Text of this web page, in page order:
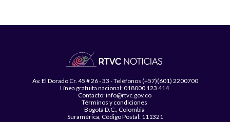
Av. El Dorado Cr. 45 # 26 - 33 - Teléfonos (+57)(601) 2200700
Línea gratuita nacional: 018000 123 414
Contacto: info@rtvc.gov.co
Términos y condiciones
Bogotá D.C., Colombia
Suramérica, Código Postal: 111321